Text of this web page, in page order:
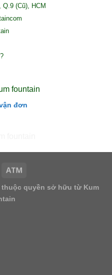
(Cũ), HCM
đơn
thuộc quyền sở hữu từ Kum